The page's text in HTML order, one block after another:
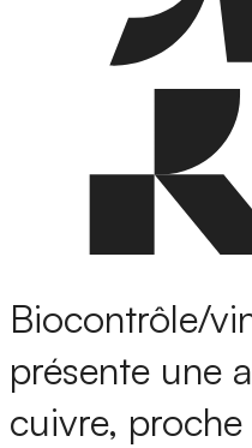
Biocontrôle/
présente une
cuivre, proche